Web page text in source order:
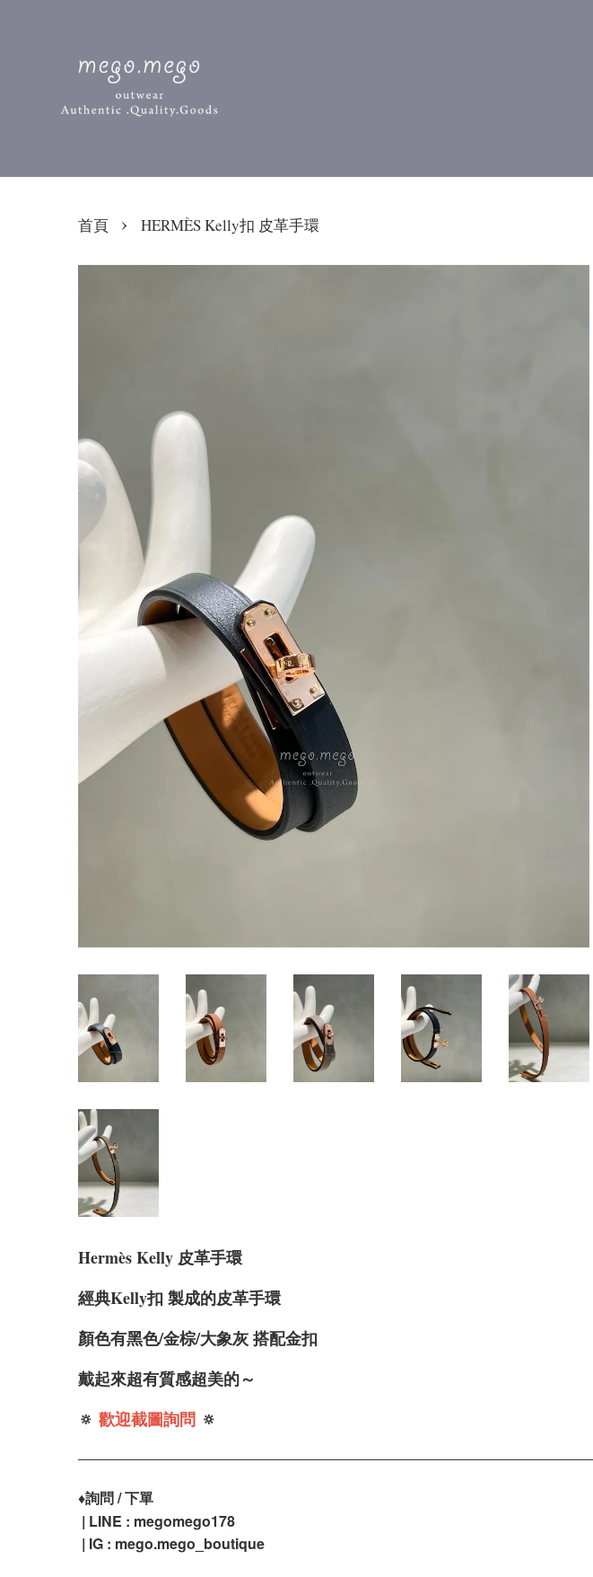
首頁 › HERMÈS Kelly扣 皮革手環
Hermès Kelly 皮革手環
經典Kelly扣 製成的皮革手環
顏色有黑色/金棕/大象灰 搭配金扣
戴起來超有質感超美的～
🔅 歡迎截圖詢問 🔅
♦️詢問 / 下單
| LINE : megomego178
| IG : mego.mego_boutique